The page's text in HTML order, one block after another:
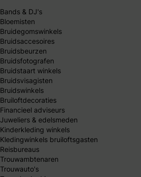
Bands & DJ's
Bloemisten
Bruidegomswinkels
Bruidsaccesoires
Bruidsbeurzen
Bruidsfotografen
Bruidstaart winkels
Bruidsvisagisten
Bruidswinkels
Bruiloftdecoraties
Financieel adviseurs
Juweliers & edelsmeden
Kinderkleding winkels
Kledingwinkels bruiloftsgasten
Reisbureaus
Trouwambtenaren
Trouwauto's